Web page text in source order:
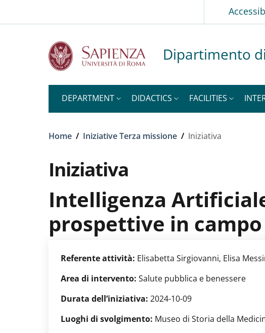
Slim top
Dipartimento
DEPARTMENT DIDACTICS FACILITIES
Breadcrumb
Home / Iniziative Terza missione / Iniziativa
Iniziativa
Intelligenza
prospettive in
Referente attività: Elisabetta Sirgiovanni, Elisa
Area di intervento: Salute pubblica e benessere
Durata dell’iniziativa: 2024-10-09
Luoghi di svolgimento: Museo di Storia della